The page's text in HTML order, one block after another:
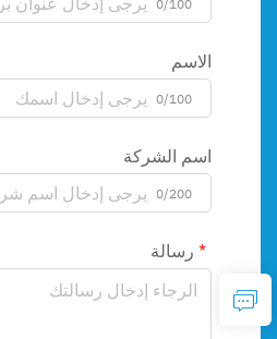
0/100
الاسم
0/100
اسم الشركة
0/200
رسالة